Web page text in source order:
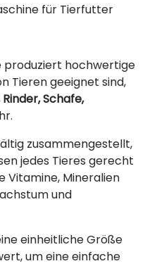
für Tierfutter
produziert hochwertige
Tieren geeignet sind,
Schafe,
zusammengestellt,
jedes Tieres gerecht
Vitamine, Mineralien
und
einheitliche Größe
um eine einfache